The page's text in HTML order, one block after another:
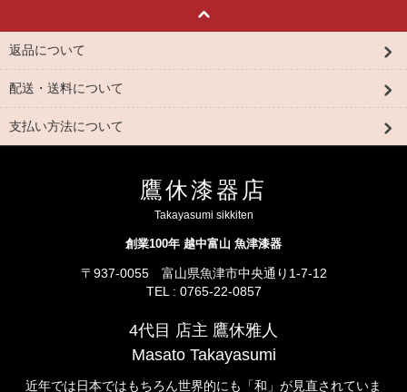
返品について
配送・送料について
支払い方法について
鷹休漆器店
Takayasumi sikkiten
創業100年 越中富山 魚津漆器
〒937-0055 富山県魚津市中央通り1-7-12
TEL : 0765-22-0857
4代目 店主 鷹休雅人
Masato Takayasumi
近年では日本ではもちろん世界的にも「和」が見直されていま